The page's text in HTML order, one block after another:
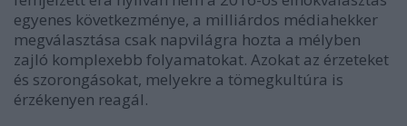
egyenes következménye, a milliárdos médiahekker
megválasztása csak napvilágra hozta a mélyben
zajló komplexebb folyamatokat. Azokat az érzeteket
és szorongásokat, melyekre a tömegkultúra is
érzékenyen reagál.